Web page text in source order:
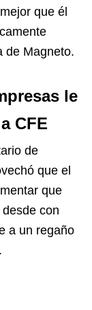
que él
de Magneto.
le
CFE
de
que el
que
con
a un regaño